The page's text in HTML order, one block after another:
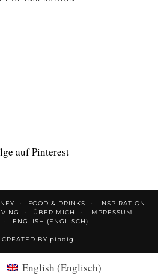
auf Pinterest
FOOD & DRINKS
INSPIRATION
ÜBER MICH
IMPRESSUM
ENGLISH (ENGLISCH)
BY pipdig
English (Englisch)